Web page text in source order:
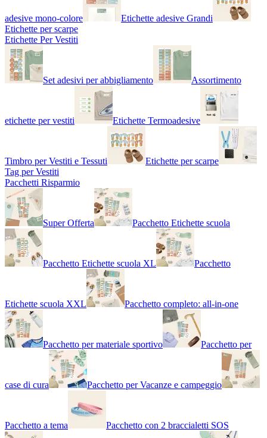
adesive mono-colore
Etichette adesive Grandi
Etichette per scarpe
Etichette Per Vestiti
Set adesivi per abbigliamento Assortimento
etichette per vestiti Etichette Termoadesive
Timbro per Vestiti e Tessuti
Etichette per scarpe
Tag per Vestiti
Pacchetti Risparmio
Super Offerta Pacchetto Etichette scuola
Pacchetto Etichette scuola XL Pacchetto
Etichette scuola XXL Pacchetto completo: all-in-one
Pacchetto per materiale sportivo Pacchetto per
case di cura Pacchetto per Vacanze e campeggio
Pacchetto a tema Pacchetto con 2 braccialetti SOS